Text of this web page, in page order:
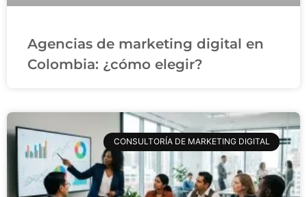
Agencias de marketing digital en
Colombia: ¿cómo elegir?
CONSULTORÍA DE MARKETING DIGITAL